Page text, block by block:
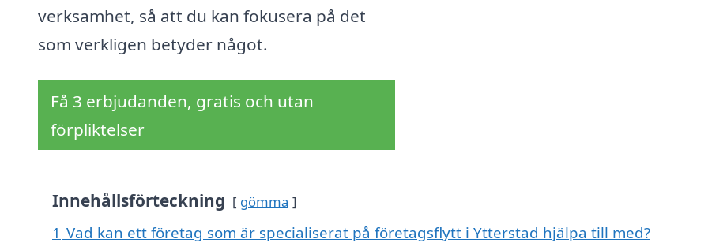
verksamhet, så att du kan fokusera på det
som verkligen betyder något.
Få 3 erbjudanden, gratis och utan
förpliktelser
Innehållsförteckning gömma
1 Vad kan ett företag som är specialiserat på företagsflytt i Ytterstad hjälpa till med?